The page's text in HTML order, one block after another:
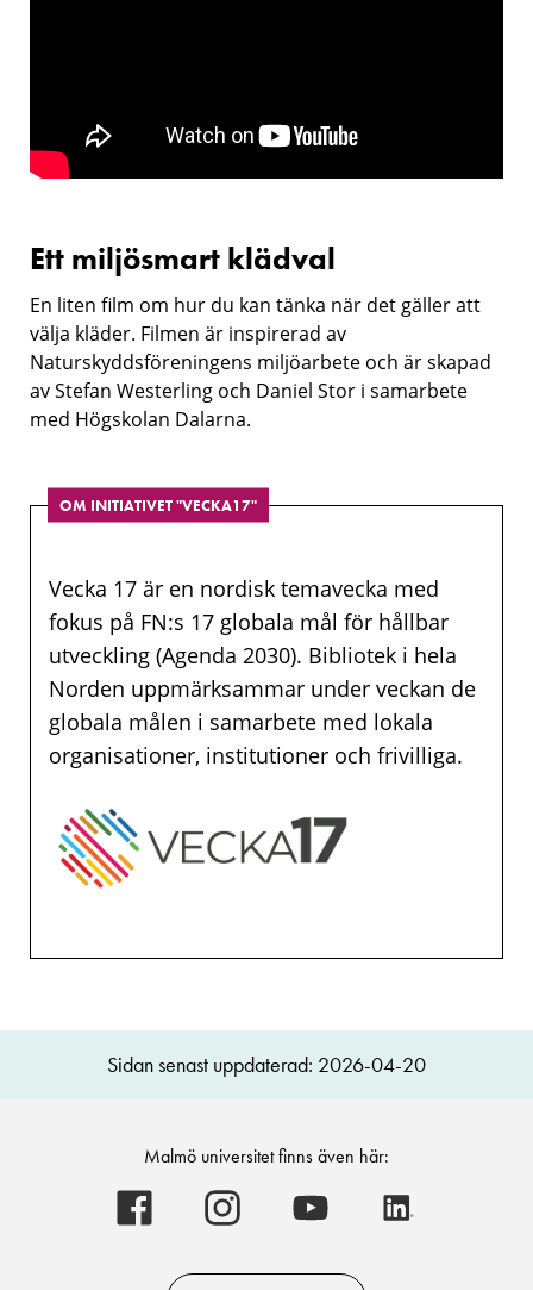
Ett
miljösmart
klädval
Ett miljösmart klädval
En liten film om hur du kan tänka när det gäller att
välja kläder. Filmen är inspirerad av
Naturskyddsföreningens miljöarbete och är skapad
av Stefan Westerling och Daniel Stor i samarbete
med Högskolan Dalarna.
OM INITIATIVET "VECKA17"
Vecka 17 är en nordisk temavecka med
fokus på FN:s 17 globala mål för hållbar
utveckling (Agenda 2030). Bibliotek i hela
Norden uppmärksammar under veckan de
globala målen i samarbete med lokala
organisationer, institutioner och frivilliga.
Sidan senast uppdaterad: 2026-04-20
Malmö universitet finns även här:
Malmö
universitet
on
Malmö
universitet
on
Malmö
universitet
on